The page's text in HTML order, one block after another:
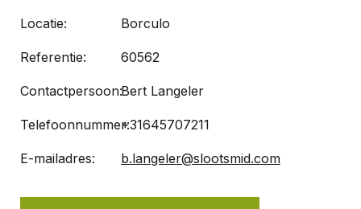
Locatie: Borculo
Referentie: 60562
Contactpersoon:Bert Langeler
Telefoonnummer:+31645707211
E-mailadres: b.langeler@slootsmid.com